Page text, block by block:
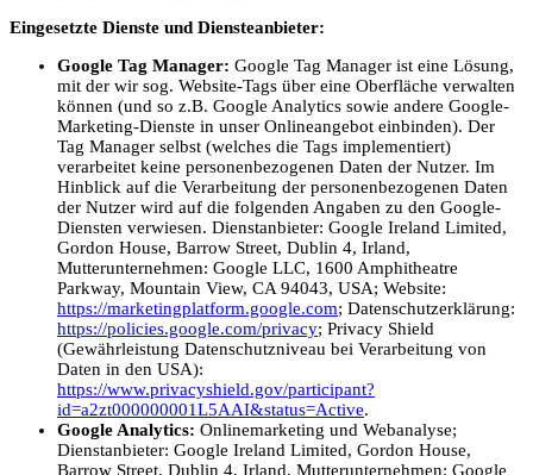
Eingesetzte Dienste und Diensteanbieter:
Google Tag Manager: Google Tag Manager ist eine Lösung,
mit der wir sog. Website-Tags über eine Oberfläche verwalten
können (und so z.B. Google Analytics sowie andere Google-
Marketing-Dienste in unser Onlineangebot einbinden). Der
Tag Manager selbst (welches die Tags implementiert)
verarbeitet keine personenbezogenen Daten der Nutzer. Im
Hinblick auf die Verarbeitung der personenbezogenen Daten
der Nutzer wird auf die folgenden Angaben zu den Google-
Diensten verwiesen. Dienstanbieter: Google Ireland Limited,
Gordon House, Barrow Street, Dublin 4, Irland,
Mutterunternehmen: Google LLC, 1600 Amphitheatre
Parkway, Mountain View, CA 94043, USA; Website:
https://marketingplatform.google.com; Datenschutzerklärung:
https://policies.google.com/privacy; Privacy Shield
(Gewährleistung Datenschutzniveau bei Verarbeitung von
Daten in den USA):
https://www.privacyshield.gov/participant?
id=a2zt000000001L5AAI&status=Active.
Google Analytics: Onlinemarketing und Webanalyse;
Dienstanbieter: Google Ireland Limited, Gordon House,
Barrow Street, Dublin 4, Irland, Mutterunternehmen: Google